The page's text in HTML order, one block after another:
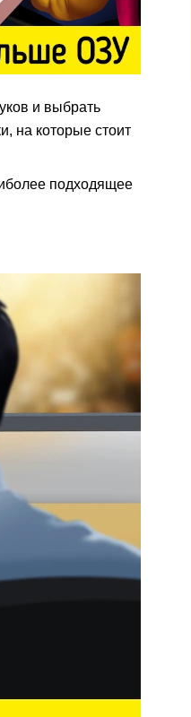
и выбрать
на которые стоит
подходящее